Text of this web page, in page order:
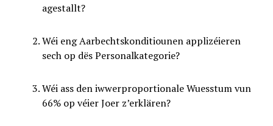
agestallt?
Wéi eng Aarbechtskonditiounen applizéieren
sech op dës Personalkategorie?
Wéi ass den iwwerproportionale Wuesstum vun
66% op véier Joer z’erklären?